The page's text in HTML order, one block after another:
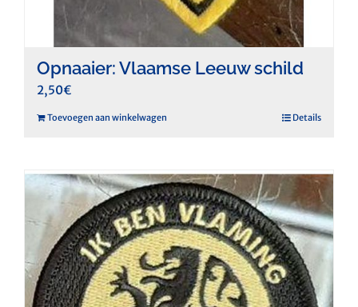
Opnaaier: Vlaamse Leeuw schild
2,50€
Toevoegen aan winkelwagen Details